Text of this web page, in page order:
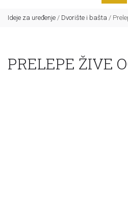
Ideje za uređenje / Dvorište i bašta /
PRELEPE ŽIVE